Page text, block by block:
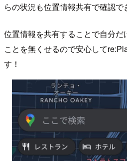
らの状況も位置情報共有で確認で
位置情報を共有することで自分だ
ことを無くせるので安心して
す！